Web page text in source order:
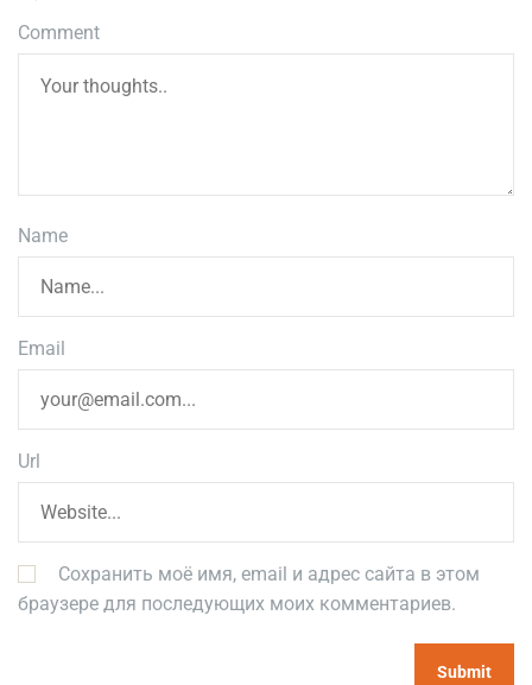
Comment
Name
Email
Url
Сохранить моё имя, email и адрес сайта в этом
браузере для последующих моих комментариев.